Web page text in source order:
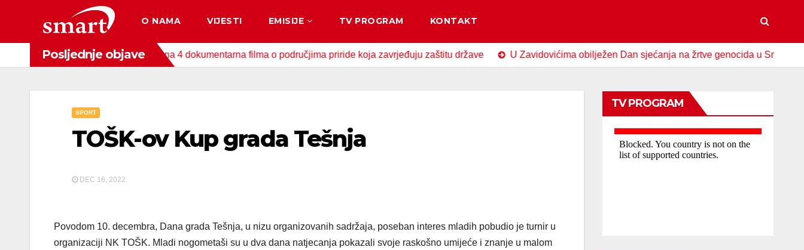
content
O NAMA VIJESTI EMISIJE TV PROGRAM KONTAKT
Posljednje objave
za zaštitu okoliša snimljena 4 dokumentarna filma o područjima priride koja zavrjeđuju zaštitu države U Zavidovićima obilježen Dan sjećanja na žrtve genocida u Srebrenici
SPORT
TOŠK-ov Kup grada Tešnja
DEC 16, 2022
Povodom 10. decembra, Dana grada Tešnja, u nizu organizovanih sadržaja, poseban interes mladih pobudio je turnir u
organizaciji NK TOŠK. Mladi nogometaši su u dva dana natjecanja pokazali svoje raskošno umijeće i znanje u malom
TV PROGRAM